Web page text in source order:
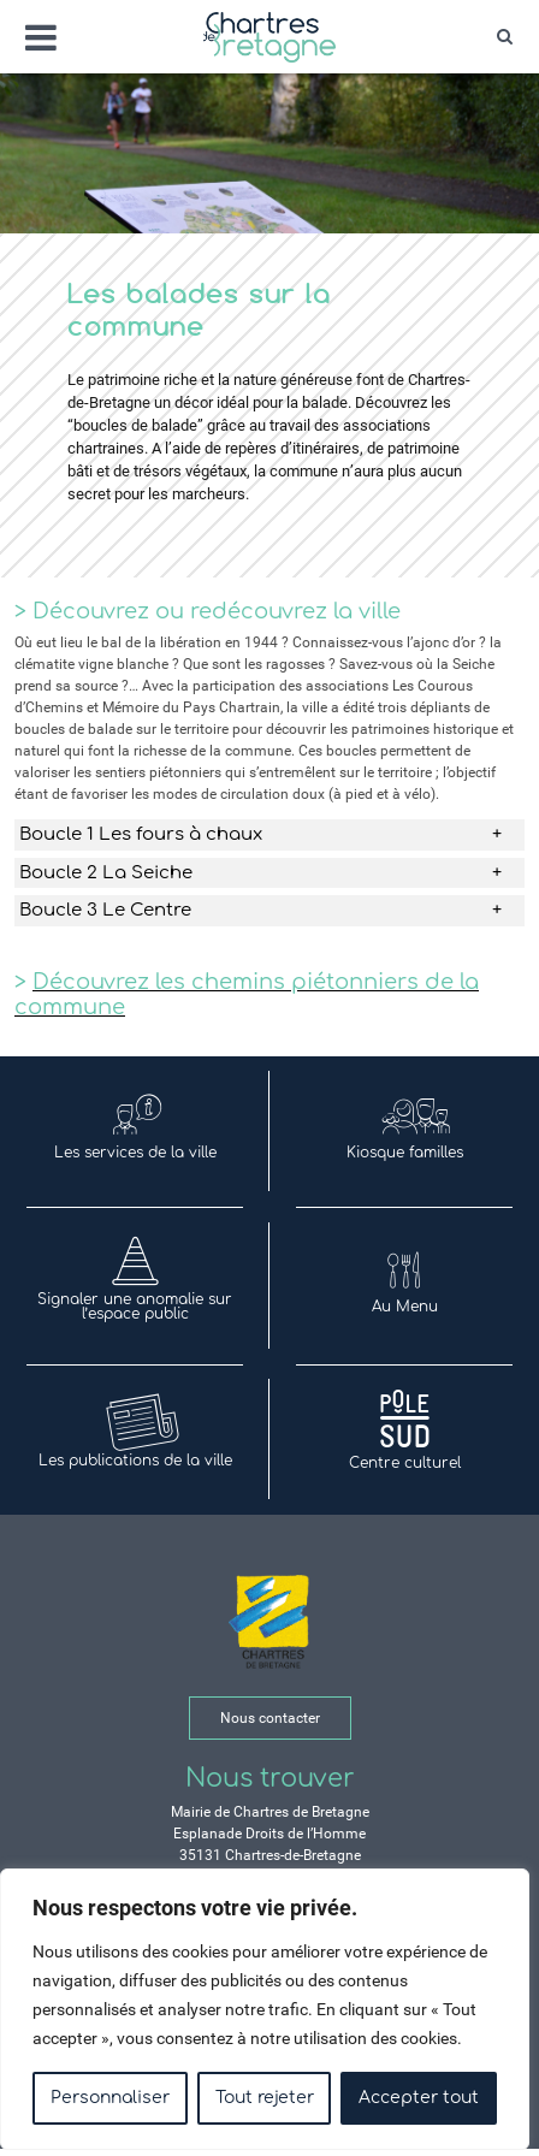
Nous respectons votre vie privée.
Nous utilisons des cookies pour améliorer votre expérience de
navigation, diffuser des publicités ou des contenus
personnalisés et analyser notre trafic. En cliquant sur « Tout
accepter », vous consentez à notre utilisation des cookies.
Personnaliser Tout rejeter Accepter tout
contenu
Menu
Bienvenue sur le site de la ville de
Ville Zéro phyto / 4 fleurs
Les balades sur la
commune
Le patrimoine riche et la nature généreuse font de Chartres-
de-Bretagne un décor idéal pour la balade. Découvrez les
“boucles de balade” grâce au travail des associations
chartraines. A l’aide de repères d’itinéraires, de patrimoine
bâti et de trésors végétaux, la commune n’aura plus aucun
secret pour les marcheurs.
> Découvrez ou redécouvrez la ville
Où eut lieu le bal de la libération en 1944 ? Connaissez-vous l’ajonc d’or ? la
clématite vigne blanche ? Que sont les ragosses ? Savez-vous où la Seiche
prend sa source ?… Avec la participation des associations Les Courous
d’Chemins et Mémoire du Pays Chartrain, la ville a édité trois dépliants de
boucles de balade sur le territoire pour découvrir les patrimoines historique et
naturel qui font la richesse de la commune. Ces boucles permettent de
valoriser les sentiers piétonniers qui s’entremêlent sur le territoire ; l’objectif
étant de favoriser les modes de circulation doux (à pied et à vélo).
Boucle 1 Les fours à chaux
Boucle 2 La Seiche
Boucle 3 Le Centre
> Découvrez les chemins piétonniers de la
commune
Les services de la ville Kiosque familles
Signaler une anomalie sur
l’espace public
Au Menu
Les publications de la ville Centre culturel
Nous contacter
Nous trouver
Mairie de Chartres de Bretagne
Esplanade Droits de l’Homme
35131 Chartres-de-Bretagne
Horaires
Durant les congés d’été :
de 9h à 12h et de 14h à 17h
Jeudi : de 9h à 12h et de 15h à 17h